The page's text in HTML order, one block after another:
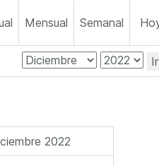
Mensual Semanal
2022